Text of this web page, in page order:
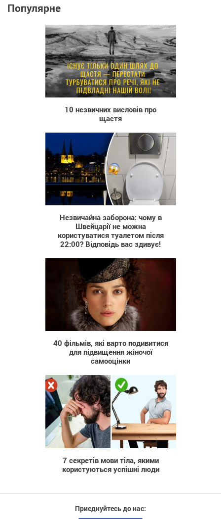
Популярне
827
10 незвичних висловів про
щастя
184
Незвичайна заборона: чому в
Швейцарії не можна
користуватися туалетом після
22:00? Відповідь вас здивує!
40 фільмів, які варто подивитися
для підвищення жіночої
самооцінки
3 110
7 секретів мови тіла, якими
користуються успішні люди
Приєднуйтесь до нас: